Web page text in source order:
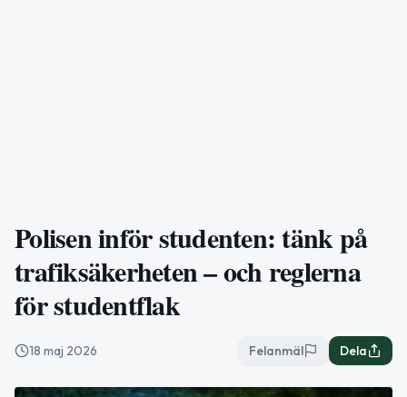
Polisen inför studenten: tänk på
trafiksäkerheten – och reglerna
för studentflak
18 maj 2026 Felanmäl Dela